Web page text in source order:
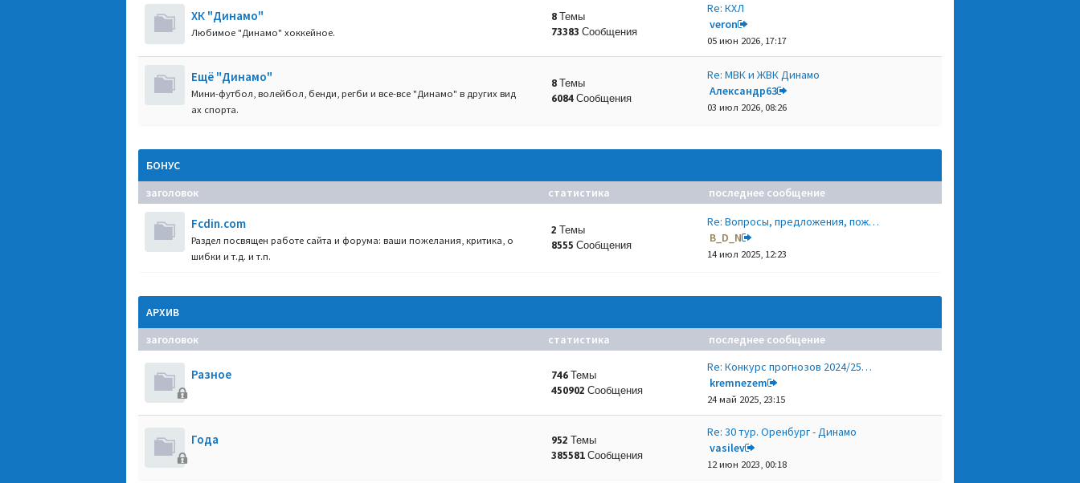
ХК "Динамо"
Любимое "Динамо" хоккейное.
8 Темы
73383 Сообщения
Re: КХЛ
veron
05 июн 2026, 17:17
Ещё "Динамо"
Мини-футбол, волейбол, бенди, регби и все-все "Динамо" в других вид
ах спорта.
8 Темы
6084 Сообщения
Re: МВК и ЖВК Динамо
Александр63
03 июл 2026, 08:26
БОНУС
заголовок
статистика последнее сообщение
Fcdin.com
Раздел посвящен работе сайта и форума: ваши пожелания, критика, о
шибки и т.д. и т.п.
2 Темы
8555 Сообщения
Re: Вопросы, предложения, пож…
B_D_N
14 июл 2025, 12:23
АРХИВ
заголовок
статистика последнее сообщение
Разное
746 Темы
450902 Сообщения
Re: Конкурс прогнозов 2024/25…
kremnezem
24 май 2025, 23:15
Года
952 Темы
385581 Сообщения
Re: 30 тур. Оренбург - Динамо
vasilev
12 июн 2023, 00:18